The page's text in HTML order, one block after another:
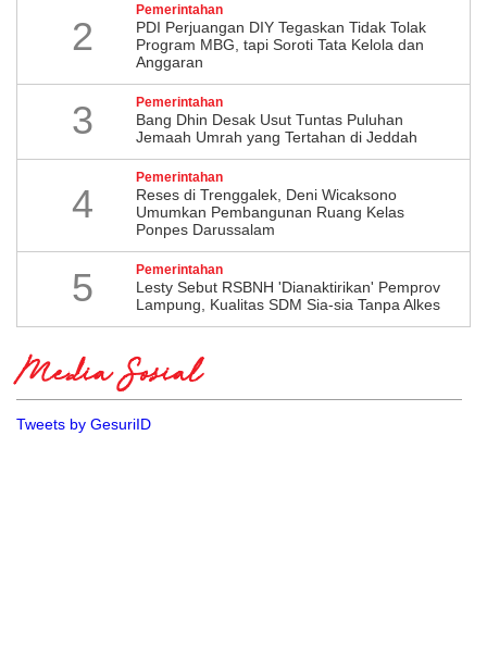
2
Pemerintahan
PDI Perjuangan DIY Tegaskan Tidak Tolak
Program MBG, tapi Soroti Tata Kelola dan
Anggaran
3 Pemerintahan
Bang Dhin Desak Usut Tuntas Puluhan
Jemaah Umrah yang Tertahan di Jeddah
4
Pemerintahan
​Reses di Trenggalek, Deni Wicaksono
Umumkan Pembangunan Ruang Kelas
Ponpes Darussalam
5 Pemerintahan
Lesty Sebut RSBNH 'Dianaktirikan' Pemprov
Lampung, Kualitas SDM Sia-sia Tanpa Alkes
Media Sosial
Tweets by GesuriID